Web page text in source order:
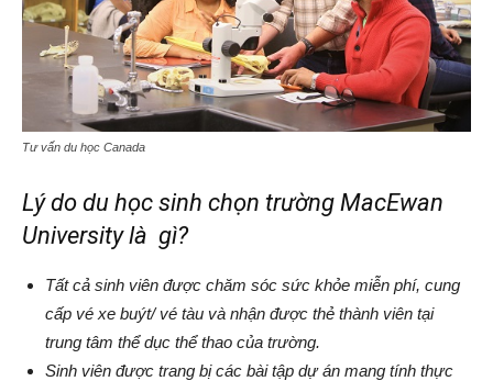
Tư vấn du học Canada
Lý do du học sinh chọn trường MacEwan
University là gì?
Tất cả sinh viên được chăm sóc sức khỏe miễn phí, cung
cấp vé xe buýt/ vé tàu và nhận được thẻ thành viên tại
trung tâm thể dục thể thao của trường.
Sinh viên được trang bị các bài tập dự án mang tính thực